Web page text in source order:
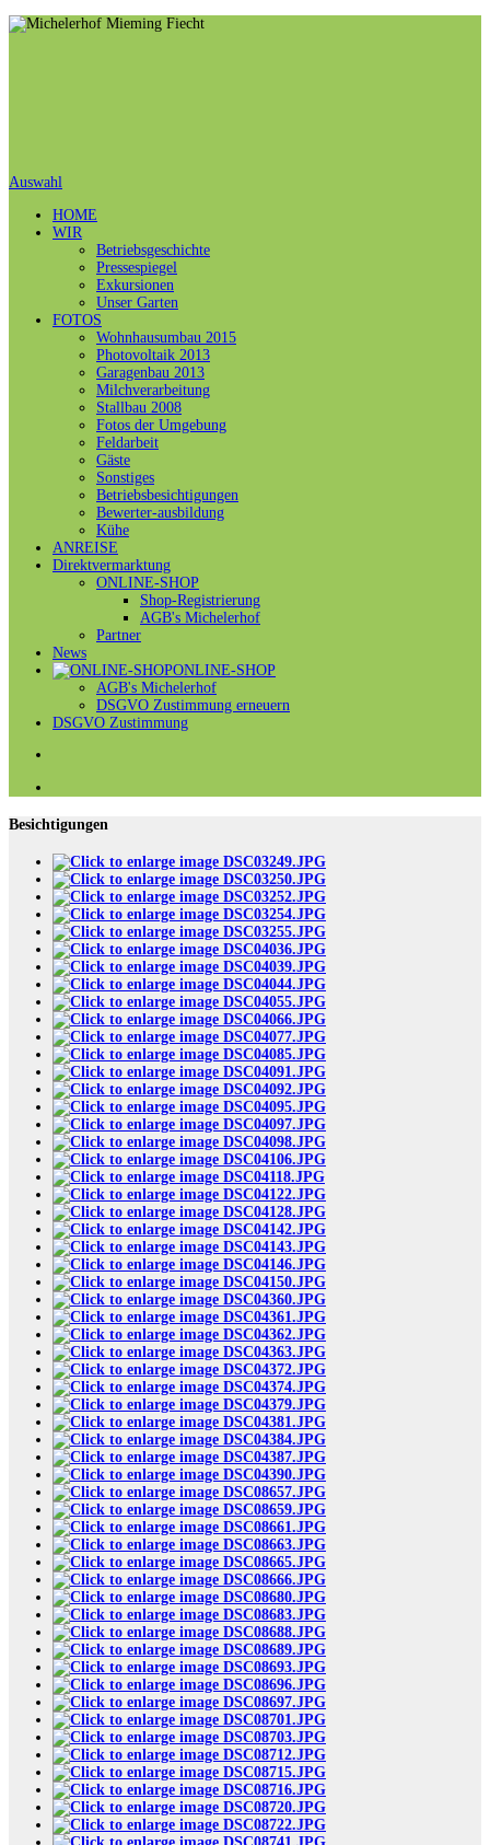
Auswahl
HOME
WIR
Betriebsgeschichte
Pressespiegel
Exkursionen
Unser Garten
FOTOS
Wohnhausumbau 2015
Photovoltaik 2013
Garagenbau 2013
Milchverarbeitung
Stallbau 2008
Fotos der Umgebung
Feldarbeit
Gäste
Sonstiges
Betriebsbesichtigungen
Bewerter-ausbildung
Kühe
ANREISE
Direktvermarktung
ONLINE-SHOP
Shop-Registrierung
AGB's Michelerhof
Partner
News
ONLINE-SHOP
AGB's Michelerhof
DSGVO Zustimmung erneuern
DSGVO Zustimmung
Besichtigungen